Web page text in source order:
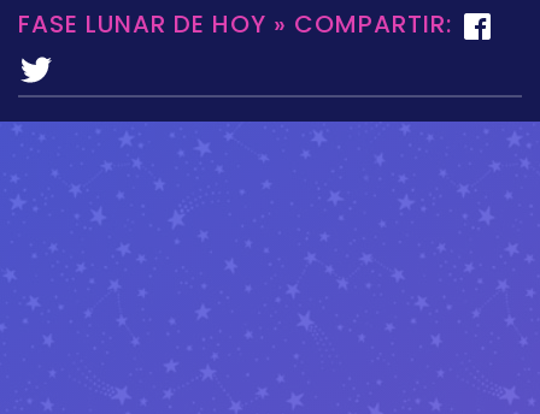
FASE LUNAR DE HOY » COMPARTIR: